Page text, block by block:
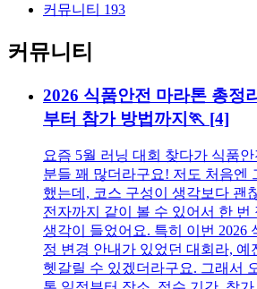
커뮤니티 193
커뮤니티
2026 식품안전 마라톤 총정
부터 참가 방법까지🏃 [4]
요즘 5월 러닝 대회 찾다가 식품
분들 꽤 많더라구요! 저도 처음엔
했는데, 코스 구성이 생각보다 괜
전자까지 같이 볼 수 있어서 한 번
생각이 들었어요. 특히 이번 2026
정 변경 안내가 있었던 대회라, 예
헷갈릴 수 있겠더라구요. 그래서